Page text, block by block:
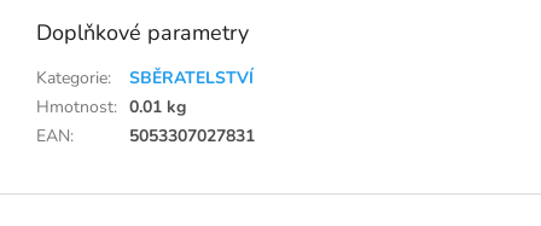
Doplňkové parametry
Kategorie:
SBĚRATELSTVÍ
Hmotnost: 0.01 kg
EAN: 5053307027831
Z